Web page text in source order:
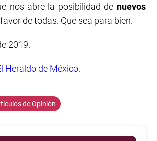
nos abre la posibilidad de nuevos
de todas. Que sea para bien.
2019.
Heraldo de México.
de Opinión